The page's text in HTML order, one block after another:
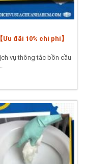
đãi 10% chi phí】
vụ thông tắc bồn cầu